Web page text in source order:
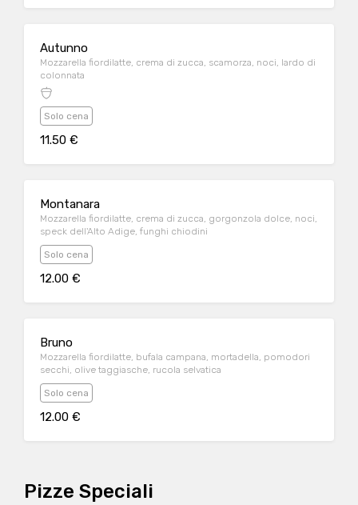
Autunno
Mozzarella fiordilatte, crema di zucca, scamorza, noci, lardo di
colonnata
Solo cena
11.50 €
Montanara
Mozzarella fiordilatte, crema di zucca, gorgonzola dolce, noci,
speck dell'Alto Adige, funghi chiodini
Solo cena
12.00 €
Bruno
Mozzarella fiordilatte, bufala campana, mortadella, pomodori
secchi, olive taggiasche, rucola selvatica
Solo cena
12.00 €
Pizze Speciali